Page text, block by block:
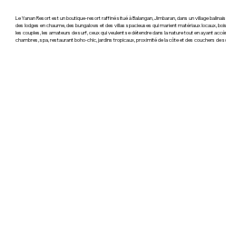
Le Yanan Resort est un boutique-resort raffiné situé à Balangan, Jimbaran, dans un village
des lodges en chaume, des bungalows et des villas spacieuses qui marient matériaux locaux,
les couples, les amateurs de surf, ceux qui veulent se détendre dans la nature tout en ayant
chambres, spa, restaurant boho-chic, jardins tropicaux, proximité de la côte et des couchers de